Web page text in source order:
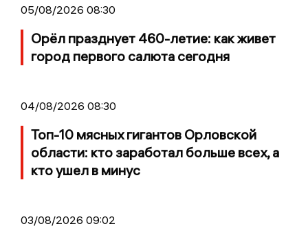
05/08/2026 08:30
Орёл празднует 460-летие: как живет
город первого салюта сегодня
04/08/2026 08:30
Топ-10 мясных гигантов Орловской
области: кто заработал больше всех, а
кто ушел в минус
03/08/2026 09:02